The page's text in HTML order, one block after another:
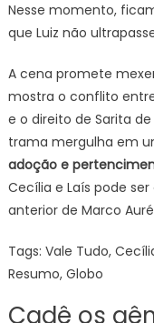
Nesse momento,
que Luiz não
A cena promete
mostra o conflito
e o direito de Sarita
trama mergulha em
adoção e
Cecília e Laís pode
anterior de Marco
Tags: Vale Tudo,
Resumo, Globo
Cadê os